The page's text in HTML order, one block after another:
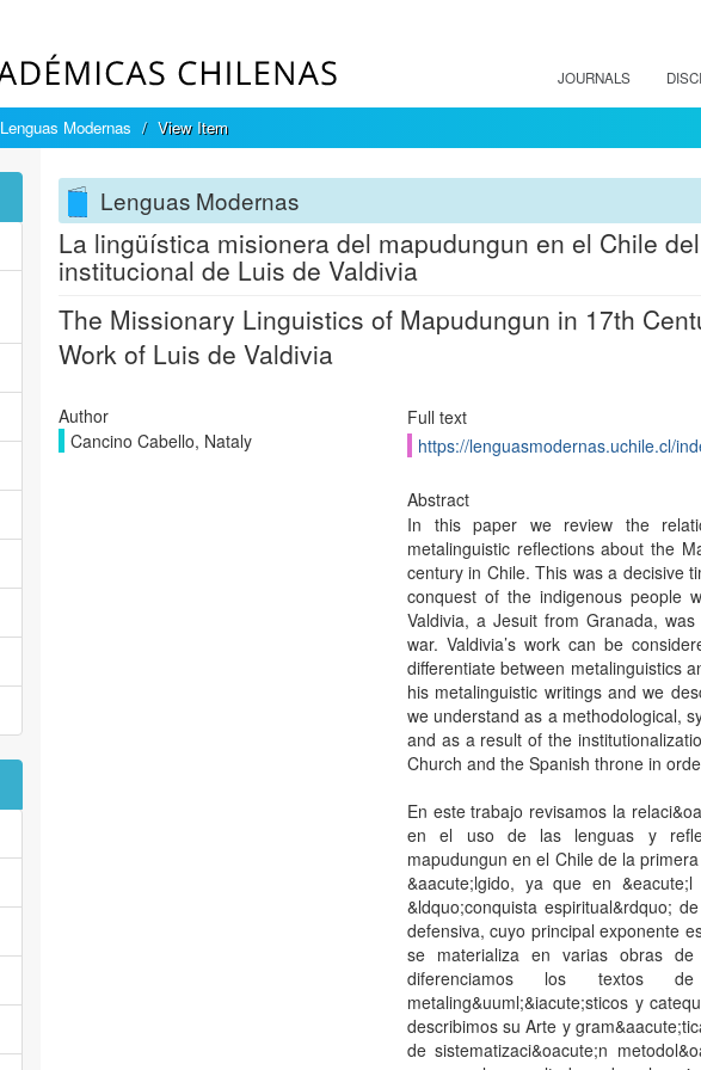
JOURNALS
Lenguas Modernas View Item
Lenguas Modernas
La lingüística misionera del mapudungun en el Chile
institucional de Luis de Valdivia
The Missionary Linguistics of Mapudungun in 17th
Work of Luis de Valdivia
Author
Cancino Cabello, Nataly
Full text
https://lenguasmodernas.uchile.cl/
Abstract
In this paper we review the
metalinguistic reflections about the
century in Chile. This was a decisive
conquest of the indigenous people
Valdivia, a Jesuit from Granada,
war. Valdivia’s work can be
differentiate between metalinguistics
his metalinguistic writings and we
we understand as a methodological,
and as a result of the
Church and the Spanish throne in
En este trabajo revisamos la
en el uso de las lenguas y
mapudungun en el Chile de la
&aacute;lgido, ya que en
&ldquo;conquista espiritual&rdquo;
defensiva, cuyo principal exponente
se materializa en varias obras de
diferenciamos los textos
metaling&uuml;&iacute;sticos y
describimos su Arte y
de sistematizaci&oacute;n